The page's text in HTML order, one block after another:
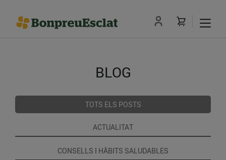
BLOG
TOTS ELS POSTS
ACTUALITAT
CONSELLS I HÀBITS SALUDABLES